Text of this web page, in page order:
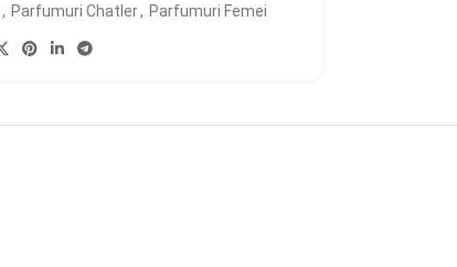
, Parfumuri Chatler, Parfumuri Femei